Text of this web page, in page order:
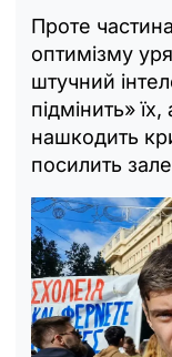
Проте
оптимізму
штучний
підмінить»
нашкодить
посилить